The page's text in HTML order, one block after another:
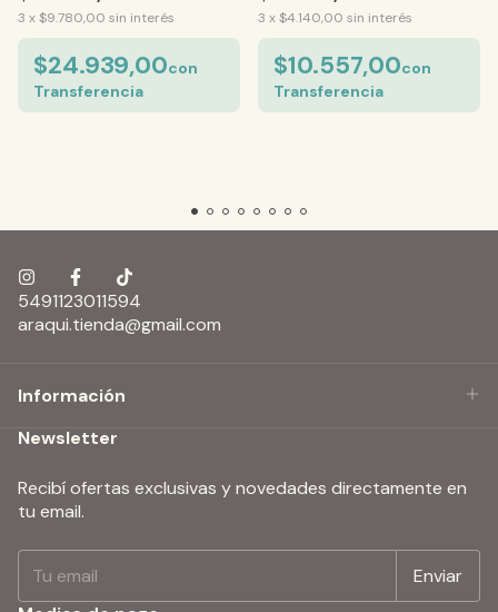
3 x$9.780,00 sin interés
$24.939,00con
Transferencia
3 x$4.140,00 sin interés
$10.557,00con
Transferencia
5491123011594
araqui.tienda@gmail.com
Información
Newsletter
Recibí ofertas exclusivas y novedades directamente en
tu email.